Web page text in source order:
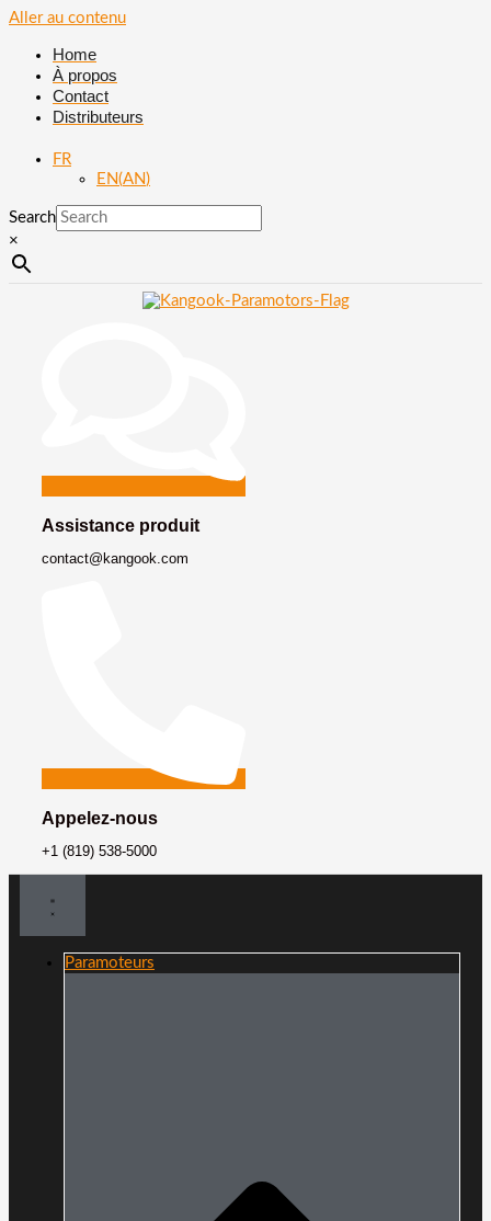
Aller au contenu
Home
À propos
Contact
Distributeurs
FR
EN(AN)
Search
×
Assistance produit
contact@kangook.com
Appelez-nous
+1 (819) 538-5000
Paramoteurs